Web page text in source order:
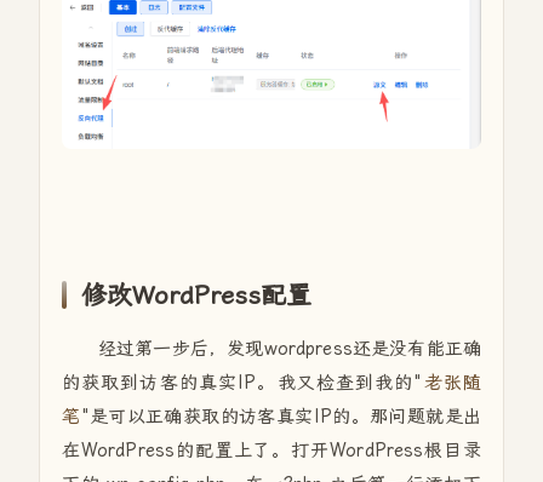
修改WordPress配置
经过第一步后，发现wordpress还是没有能正确
的获取到访客的真实IP。我又检查到我的" 老张随
笔"是可以正确获取的访客真实IP的。那问题就是出
在WordPress的配置上了。打开WordPress根目录